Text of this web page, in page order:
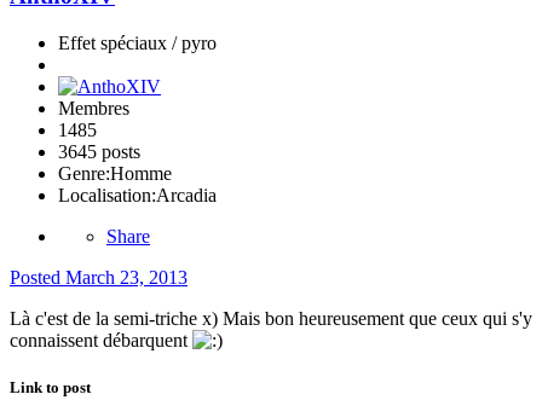
Effet spéciaux / pyro
Membres
1485
3645 posts
Genre:Homme
Localisation:Arcadia
Share
Posted March 23, 2013
Là c'est de la semi-triche x) Mais bon heureusement que ceux qui s'y
connaissent débarquent
Link to post